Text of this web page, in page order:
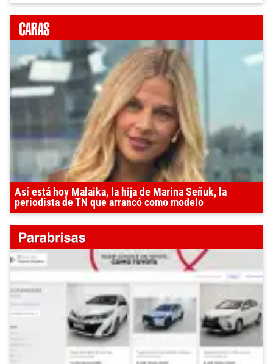
Así está hoy Malaika, la hija de Marina Señuk, la
periodista de TN que arrancó como modelo